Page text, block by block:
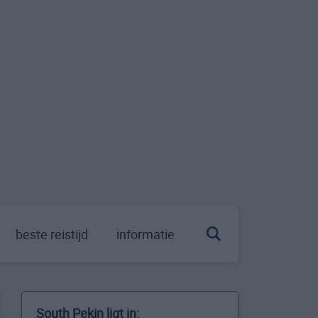
beste reistijd informatie
South Pekin ligt in: